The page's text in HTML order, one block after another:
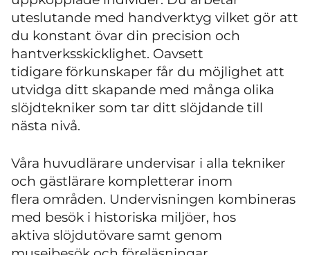
uteslutande med handverktyg vilket gör att
du konstant övar din precision och
hantverksskicklighet. Oavsett
tidigare förkunskaper får du möjlighet att
utvidga ditt skapande med många olika
slöjdtekniker som tar ditt slöjdande till
nästa nivå.
Våra huvudlärare undervisar i alla tekniker
och gästlärare kompletterar inom
flera områden. Undervisningen kombineras
med besök i historiska miljöer, hos
aktiva slöjdutövare samt genom